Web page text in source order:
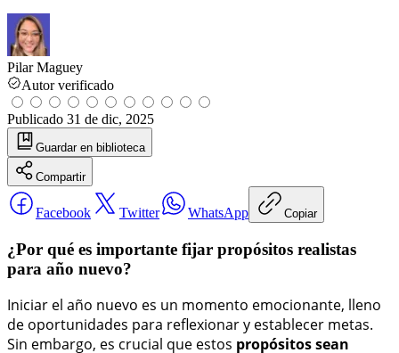
Pilar Maguey
Autor verificado
Publicado 31 de dic, 2025
Guardar en biblioteca
Compartir
Facebook Twitter WhatsApp Copiar
¿Por qué es importante fijar propósitos realistas
para año nuevo?
Iniciar el año nuevo es un momento emocionante, lleno
de oportunidades para reflexionar y establecer metas.
Sin embargo, es crucial que estos propósitos sean